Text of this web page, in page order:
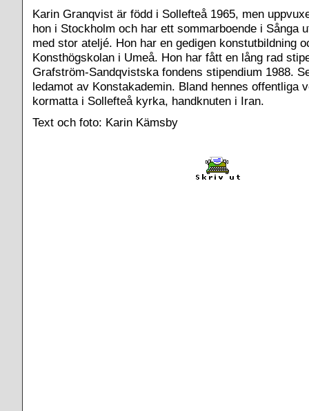
Karin Granqvist är född i Sollefteå 1965, men
hon i Stockholm och har ett sommarboende i Sånga
med stor ateljé. Hon har en gedigen konstutbildning
Konsthögskolan i Umeå. Hon har fått en lång rad
Grafström-Sandqvistska fondens stipendium 1988.
ledamot av Konstakademin. Bland hennes offentliga
kormatta i Sollefteå kyrka, handknuten i Iran.
Text och foto: Karin Kämsby